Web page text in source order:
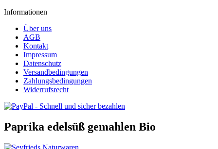
Informationen
Über uns
AGB
Kontakt
Impressum
Datenschutz
Versandbedingungen
Zahlungsbedingungen
Widerrufsrecht
Paprika edelsüß gemahlen Bio